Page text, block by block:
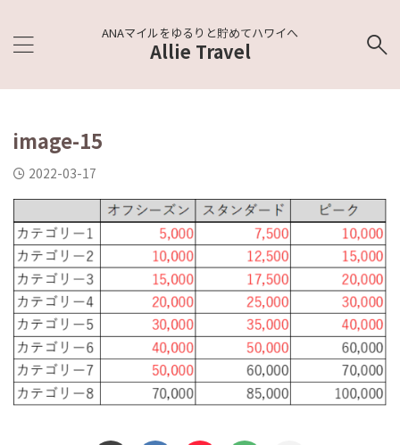
ANAマイルをゆるりと貯めてハワイへ
Allie Travel
image-15
2022-03-17